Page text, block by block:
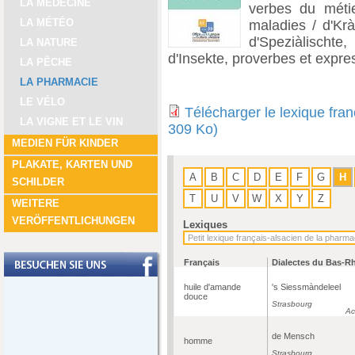
LA MÉDECINE
LA MÉTÉO
LA NATURE
LA PÊCHE
LA PHARMACIE
LE VÉLO
LA VIGNE ET LE VIN
MEDIEN FÜR KINDER
PLAKATE, KARTEN UND
SCHILDER
WEITERE
VERÖFFENTLICHUNGEN
verbes du
maladies /
d'Insekte, proverbes et
Télécharger le lexique
309 Ko)
A B C D E F G
H
T
U V W X Y Z
Lexiques
Français Dialectes du Bas-
huile d'amande
douce
's Siessmàndeleel
Strasbourg
homme de Mensch
Strasbourg